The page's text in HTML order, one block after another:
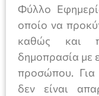
Φύλλο
οποίο να
καθώς και
δημοπρασία με
προσώπου. Για
δεν είναι